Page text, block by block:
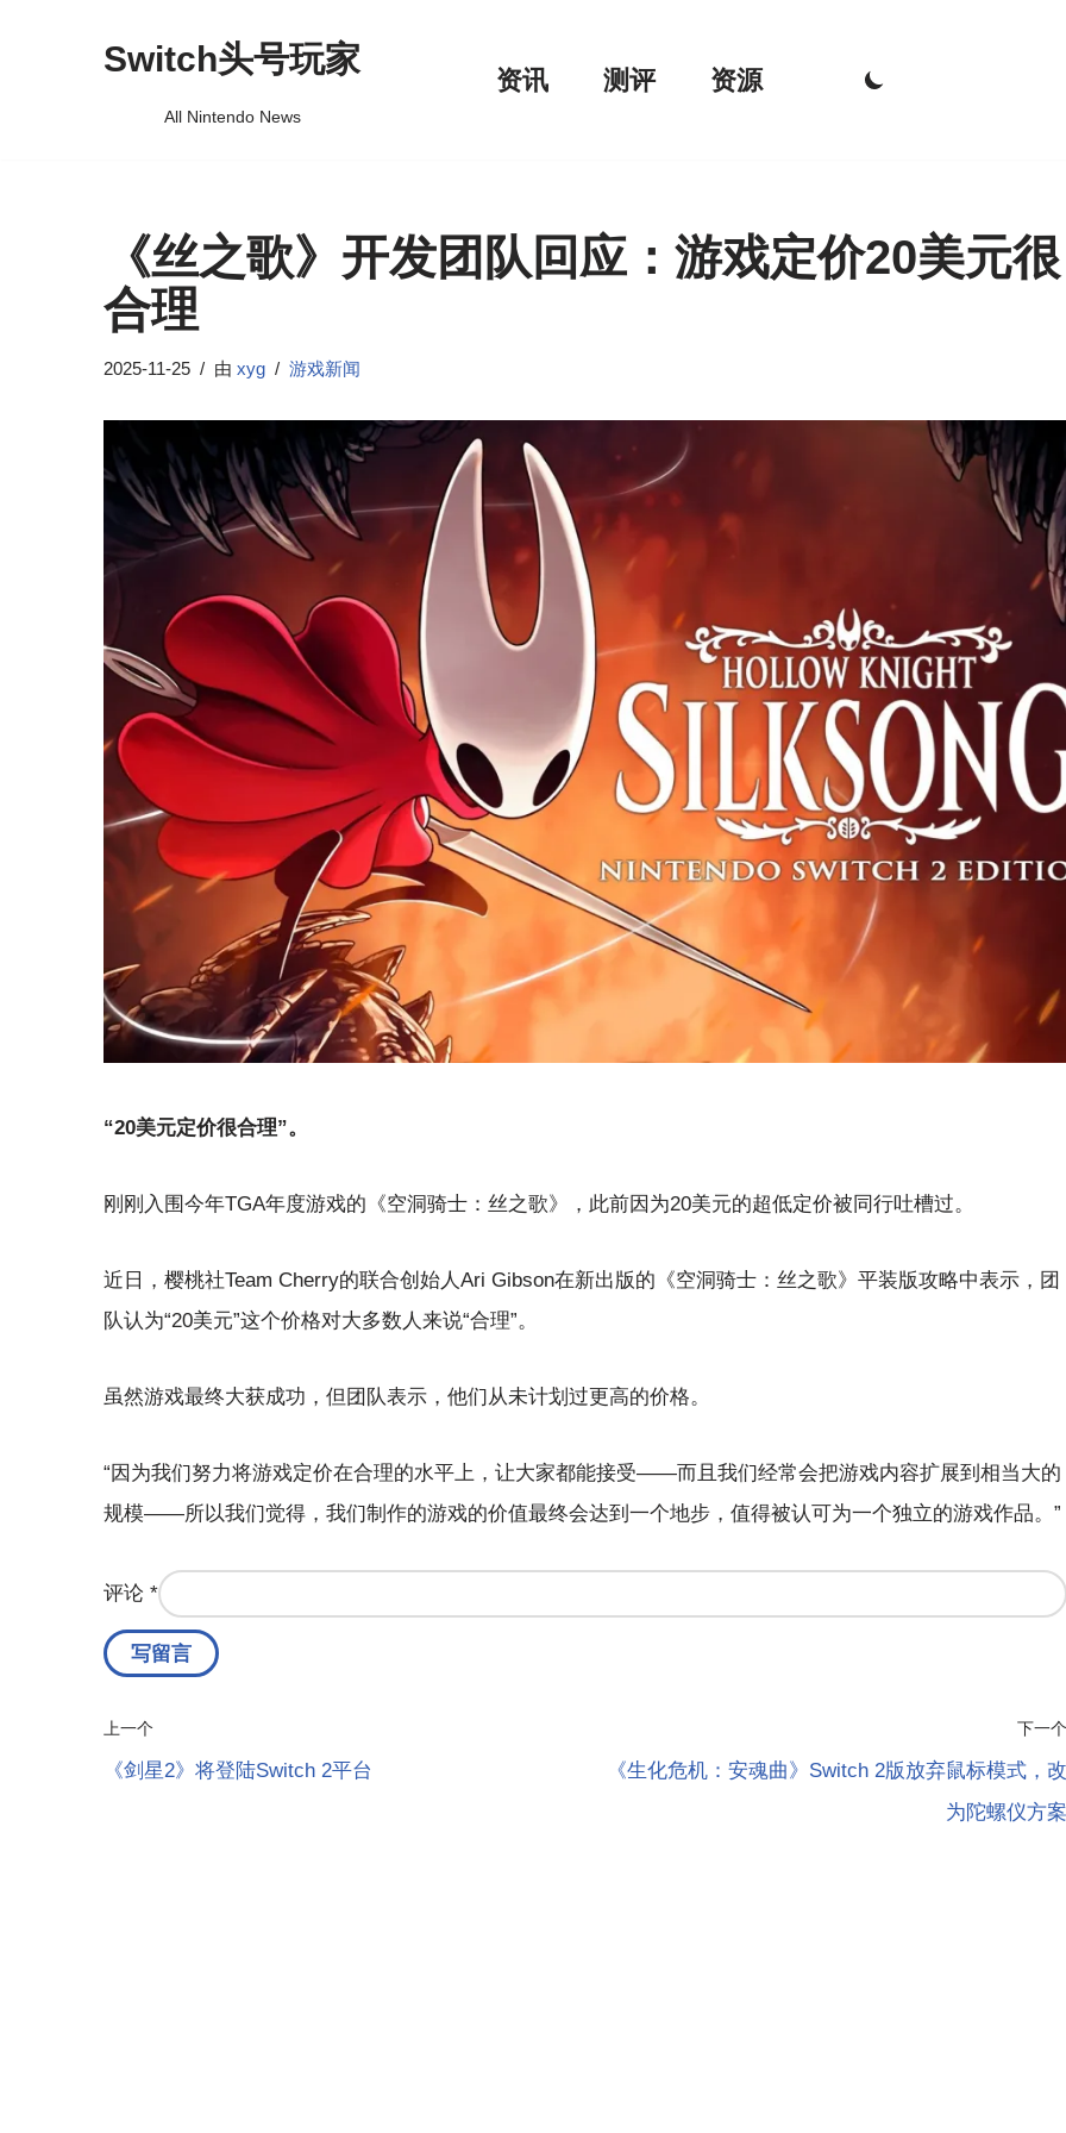
Switch头号玩家
All Nintendo News
资讯 测评 资源
《丝之歌》开发团队回应：游戏定价20美元很
合理
2025-11-25 由 xyg 游戏新闻
“20美元定价很合理”。
刚刚入围今年TGA年度游戏的《空洞骑士：丝之歌》，此前因为20美元的超低定价被同行吐槽过。
近日，樱桃社Team Cherry的联合创始人Ari Gibson在新出版的《空洞骑士：丝之歌》平装版攻略中表示，团
队认为“20美元”这个价格对大多数人来说“合理”。
虽然游戏最终大获成功，但团队表示，他们从未计划过更高的价格。
“因为我们努力将游戏定价在合理的水平上，让大家都能接受——而且我们经常会把游戏内容扩展到相当大的
规模——所以我们觉得，我们制作的游戏的价值最终会达到一个地步，值得被认可为一个独立的游戏作品。”
评论 *
上一个
《剑星2》将登陆Switch 2平台
下一个
《生化危机：安魂曲》Switch 2版放弃鼠标模式，改
为陀螺仪方案